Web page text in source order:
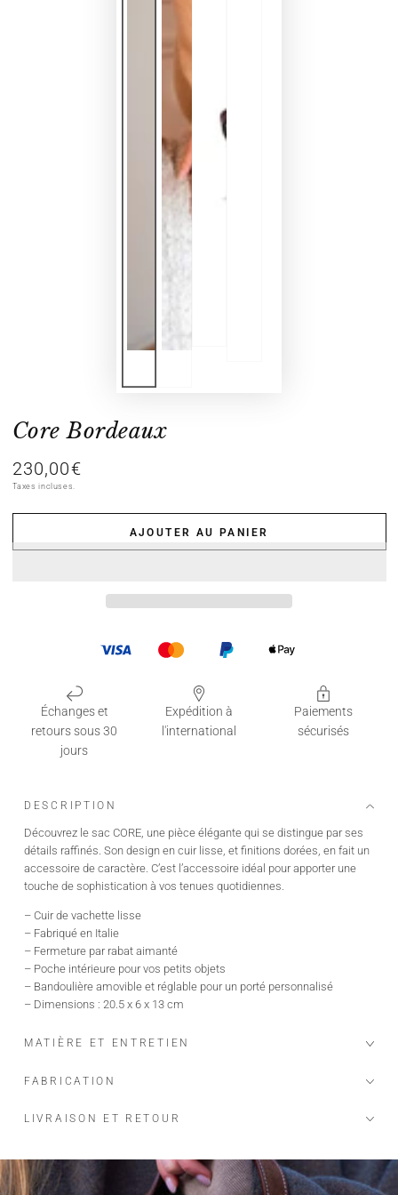
Core Bordeaux
Prix
normal
230,00€
Taxes incluses.
AJOUTER AU PANIER
Échanges et
retours sous 30
jours
Expédition à
l'international
Paiements
sécurisés
DESCRIPTION
Découvrez le sac CORE, une pièce élégante qui se distingue par ses
détails raffinés. Son design en cuir lisse, et finitions dorées, en fait un
accessoire de caractère. C’est l’accessoire idéal pour apporter une
touche de sophistication à vos tenues quotidiennes.
– Cuir de vachette lisse
– Fabriqué en Italie
– Fermeture par rabat aimanté
– Poche intérieure pour vos petits objets
– Bandoulière amovible et réglable pour un porté personnalisé
– Dimensions : 20.5 x 6 x 13 cm
MATIÈRE ET ENTRETIEN
FABRICATION
LIVRAISON ET RETOUR